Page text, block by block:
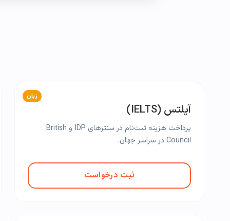
زبان
آیلتس (IELTS)
پرداخت هزینه ثبت‌نام در سنترهای IDP و British
Council در سراسر جهان.
ثبت درخواست